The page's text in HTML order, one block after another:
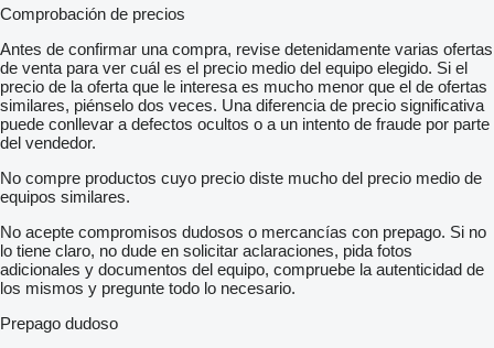
Comprobación de precios
Antes de confirmar una compra, revise detenidamente varias ofertas
de venta para ver cuál es el precio medio del equipo elegido. Si el
precio de la oferta que le interesa es mucho menor que el de ofertas
similares, piénselo dos veces. Una diferencia de precio significativa
puede conllevar a defectos ocultos o a un intento de fraude por parte
del vendedor.
No compre productos cuyo precio diste mucho del precio medio de
equipos similares.
No acepte compromisos dudosos o mercancías con prepago. Si no
lo tiene claro, no dude en solicitar aclaraciones, pida fotos
adicionales y documentos del equipo, compruebe la autenticidad de
los mismos y pregunte todo lo necesario.
Prepago dudoso